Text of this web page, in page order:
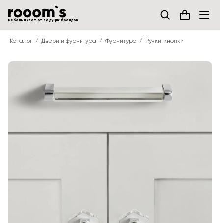
мебель и свет от ведущих брендов
Каталог Двери и фурнитура Фурнитура Ручки-кнопки